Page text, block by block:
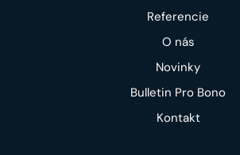
Referencie
O nás
Novinky
Bulletin Pro Bono
Kontakt